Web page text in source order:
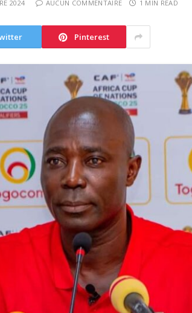
2024 AUCUN COMMENTAIRE 1 MIN READ
Pinterest